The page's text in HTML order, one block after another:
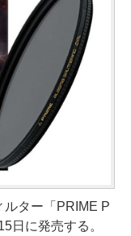
ター「PRIME P
日に発売する。